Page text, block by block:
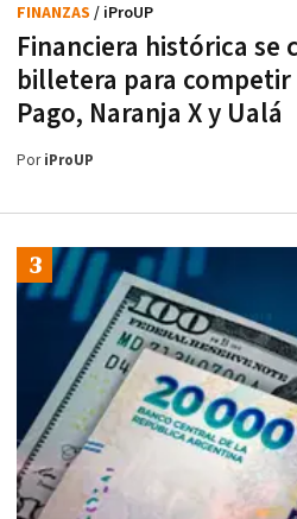
Financiera histórica se
billetera para
Pago, Naranja X y Ualá
FINANZAS / iProUP
PoriProUP